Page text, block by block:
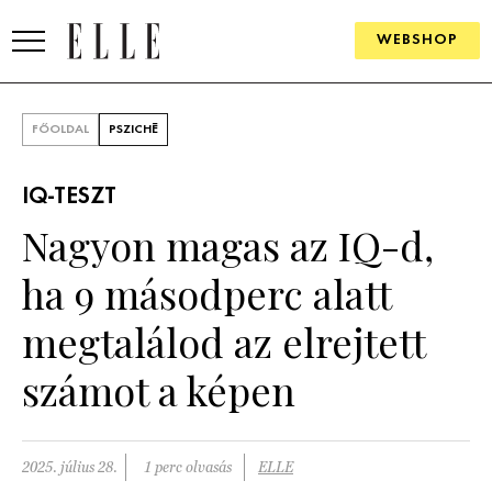
WEBSHOP
SZÉPSÉG
KULTÚRA
PSZICHÉ
PÁRKAPCSOLAT
FŐOLDAL PSZICHÉ
IQ-TESZT
Nagyon magas az IQ-d,
ha 9 másodperc alatt
megtalálod az elrejtett
számot a képen
2025. július 28. 1 perc olvasás ELLE